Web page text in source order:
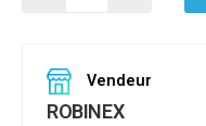
Vendeur
ROBINEX